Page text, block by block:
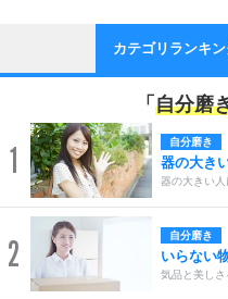
カテゴリランキ
「 自分磨
1 自分磨き
器の大き
器の大きい
2 自分磨き
いらない
気品と美し